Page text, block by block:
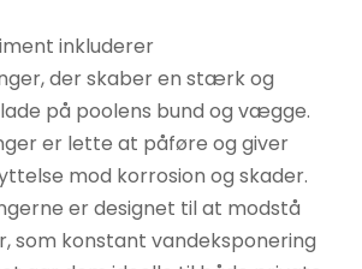
inkluderer
der skaber en stærk og
på poolens bund og vægge.
er lette at påføre og giver
mod korrosion og skader.
er designet til at modstå
som konstant vandeksponering